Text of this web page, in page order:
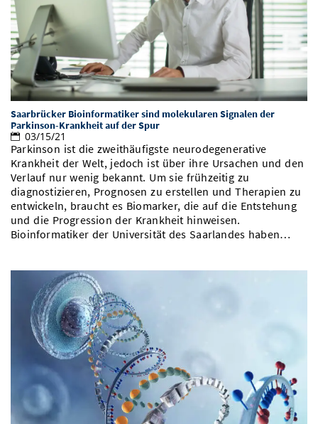
Vom Studium in den Beruf
Study Scheduler
Bibliothek
Open Science/Open Access
Start-ups
IT-Themenabend
Ranking
Zahlen & Fakten
Preise, Auszeichnungen und Förderungen
Kontakt
SIC Merchandise
SIC Podcast
Anfahrt
AnsprechpartnerInnen, Personen, Forschungsgruppen
Termine, Vorträge und Veranstaltungen
Alumni
Saarbrücker Bioinformatiker sind molekularen Signalen der
Parkinson-Krankheit auf der Spur
03/15/21
Parkinson ist die zweithäufigste neurodegenerative
Krankheit der Welt, jedoch ist über ihre Ursachen und den
Verlauf nur wenig bekannt. Um sie frühzeitig zu
diagnostizieren, Prognosen zu erstellen und Therapien zu
entwickeln, braucht es Biomarker, die auf die Entstehung
und die Progression der Krankheit hinweisen.
Bioinformatiker der Universität des Saarlandes haben…